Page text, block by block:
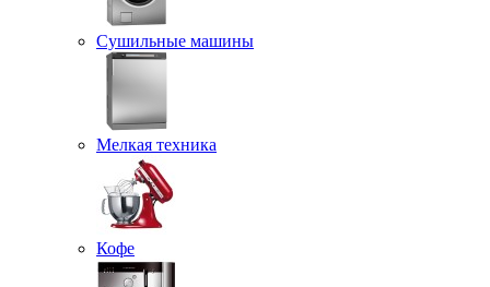
Сушильные машины
Мелкая техника
Кофе